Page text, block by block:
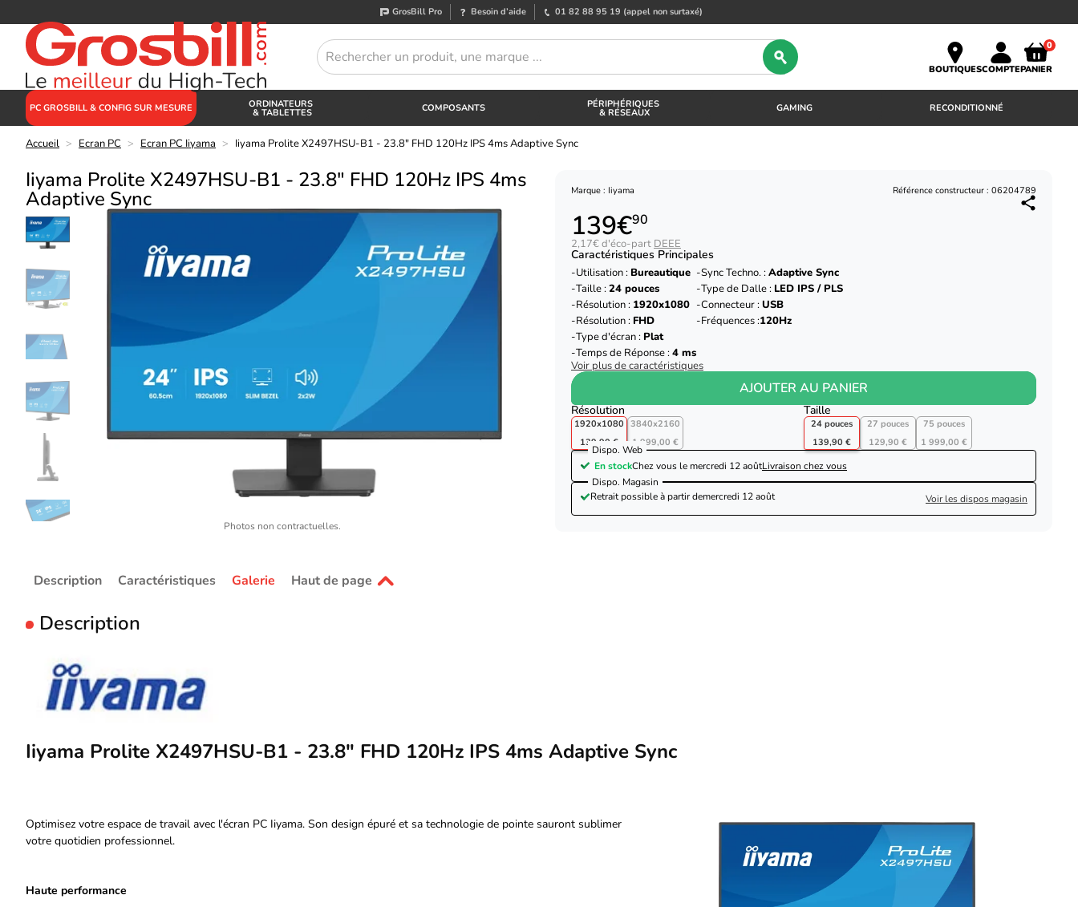
GrosBill Pro Besoin d’aide 01 82 88 95 19 (appel non surtaxé)
BOUTIQUESCOMPTE
0
PANIER
PC GROSBILL & CONFIG SUR MESURE ORDINATEURS
& TABLETTES COMPOSANTS PÉRIPHÉRIQUES
& RÉSEAUX GAMING RECONDITIONNÉ
Accueil > Ecran PC > Ecran PC Iiyama > Iiyama Prolite X2497HSU-B1 - 23.8" FHD 120Hz IPS 4ms Adaptive Sync
Iiyama Prolite X2497HSU-B1 - 23.8" FHD 120Hz IPS 4ms
Adaptive Sync
Photos non contractuelles.
Marque : Iiyama Référence constructeur : 06204789
139€90
2,17€ d'éco-part DEEE
Caractéristiques Principales
Utilisation : Bureautique
Taille :24 pouces
Résolution : 1920x1080
Résolution : FHD
Type d'écran : Plat
Temps de Réponse :4 ms
Sync Techno. :Adaptive Sync
Type de Dalle : LED IPS / PLS
Connecteur :USB
Fréquences :120Hz
Voir plus de caractéristiques
AJOUTER AU PANIER
Résolution
1920x1080
139,90 €
3840x2160
1 999,00 €
Taille
24 pouces
139,90 €
27 pouces
129,90 €
75 pouces
1 999,00 €
Dispo. Web
En stockChez vous le mercredi 12 aoûtLivraison chez vous
Dispo. Magasin
Retrait possible à partir demercredi 12 août Voir les dispos magasin
Description Caractéristiques Galerie Haut de page
Description
Iiyama Prolite X2497HSU-B1 - 23.8" FHD 120Hz IPS 4ms Adaptive Sync
Optimisez votre espace de travail avec l'écran PC Iiyama. Son design épuré et sa technologie de pointe sauront sublimer
votre quotidien professionnel.
Haute performance